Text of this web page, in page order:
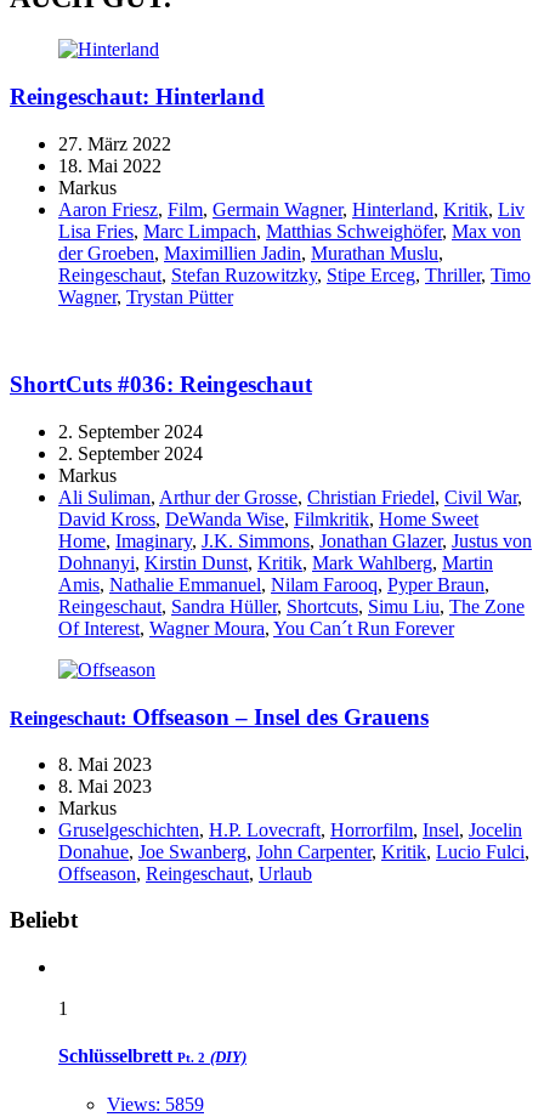
Reingeschaut: Hinterland
27. März 2022
18. Mai 2022
Markus
Aaron Friesz, Film, Germain Wagner, Hinterland, Kritik, Liv
Lisa Fries, Marc Limpach, Matthias Schweighöfer, Max von
der Groeben, Maximillien Jadin, Murathan Muslu,
Reingeschaut, Stefan Ruzowitzky, Stipe Erceg, Thriller, Timo
Wagner, Trystan Pütter
ShortCuts #036: Reingeschaut
2. September 2024
2. September 2024
Markus
Ali Suliman, Arthur der Grosse, Christian Friedel, Civil War,
David Kross, DeWanda Wise, Filmkritik, Home Sweet
Home, Imaginary, J.K. Simmons, Jonathan Glazer, Justus von
Dohnanyi, Kirstin Dunst, Kritik, Mark Wahlberg, Martin
Amis, Nathalie Emmanuel, Nilam Farooq, Pyper Braun,
Reingeschaut, Sandra Hüller, Shortcuts, Simu Liu, The Zone
Of Interest, Wagner Moura, You Can´t Run Forever
Reingeschaut: Offseason – Insel des Grauens
8. Mai 2023
8. Mai 2023
Markus
Gruselgeschichten, H.P. Lovecraft, Horrorfilm, Insel, Jocelin
Donahue, Joe Swanberg, John Carpenter, Kritik, Lucio Fulci,
Offseason, Reingeschaut, Urlaub
Widgets
Beliebt
1
Schlüsselbrett Pt. 2 (DIY)
Views: 5859